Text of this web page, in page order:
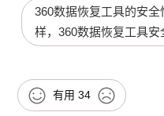
360数据恢复工具的安
样，360数据恢复工具安
有用 34